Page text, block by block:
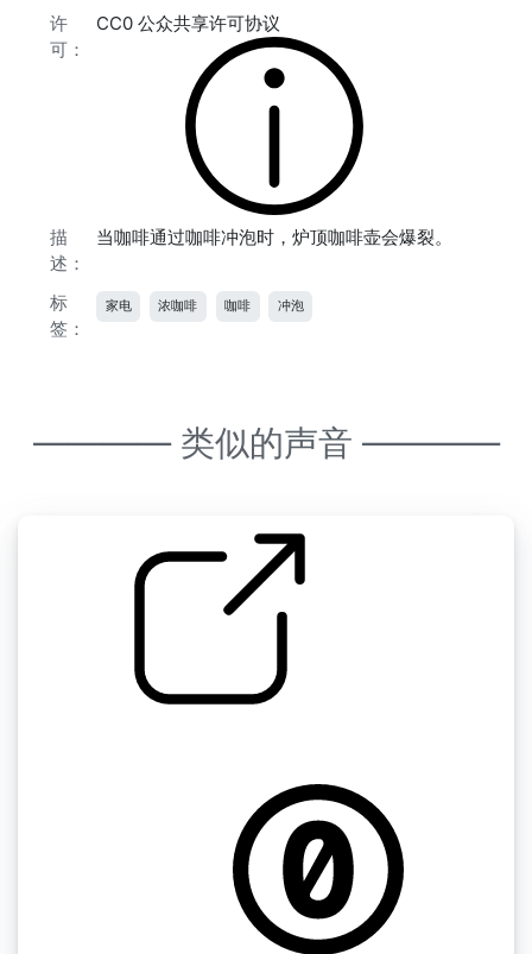
许
可：
CC0 公众共享许可协议
描
述：
当咖啡通过咖啡冲泡时，炉顶咖啡壶会爆裂。
标
签：
家电 浓咖啡 咖啡 冲泡
———— 类似的声音 ————